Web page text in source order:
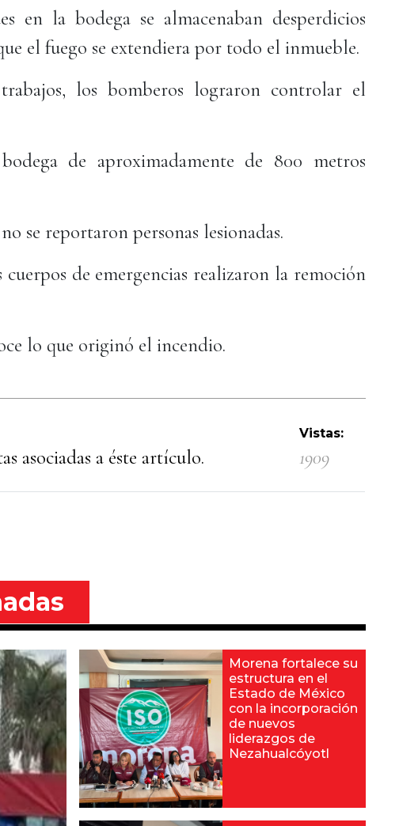
en la bodega se almacenaban desperdicios
el fuego se extendiera por todo el inmueble.
los bomberos lograron controlar el
de aproximadamente de 800 metros
se reportaron personas lesionadas.
de emergencias realizaron la remoción
lo que originó el incendio.
asociadas a éste artículo.
Vistas:
1909
Morena fortalece su
estructura en el
Estado de México
con la incorporación
de nuevos
liderazgos de
Nezahualcóyotl